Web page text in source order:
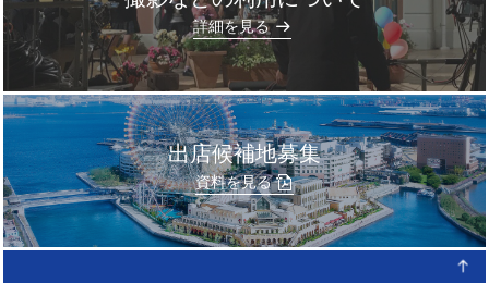
詳細を見る
出店候補地募集
資料を見る